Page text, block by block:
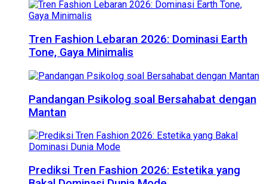
Tren Fashion Lebaran 2026: Dominasi Earth
Tone, Gaya Minimalis
Pandangan Psikolog soal Bersahabat dengan
Mantan
Prediksi Tren Fashion 2026: Estetika yang